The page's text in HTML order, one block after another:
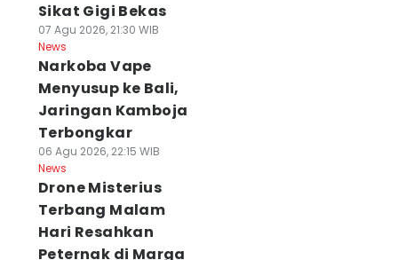
Bali 9
2026, Hari
Tanam Padi
Agu 2026, 09:49 WIB
Cuaca Bali 9
Gelombang
Selatan Capai 3
Meter
09 Agu 2026, 09:46 WIB
Sikat Gigi Bekas
07 Agu 2026, 21:30 WIB
News
Narkoba Vape
Menyusup ke Bali,
Jaringan Kamboja
Terbongkar
06 Agu 2026, 22:15 WIB
News
Drone Misterius
Terbang Malam
Hari Resahkan
Peternak di Marga